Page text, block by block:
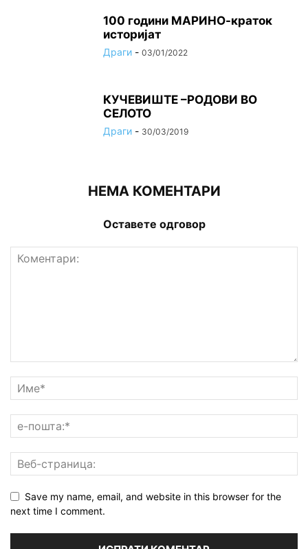
100 години МАРИНО-краток
историјат
Драги - 03/01/2022
КУЧЕВИШТЕ –РОДОВИ ВО
СЕЛОТО
Драги - 30/03/2019
НЕМА КОМЕНТАРИ
Оставете одговор
Save my name, email, and website in this browser for the
next time I comment.